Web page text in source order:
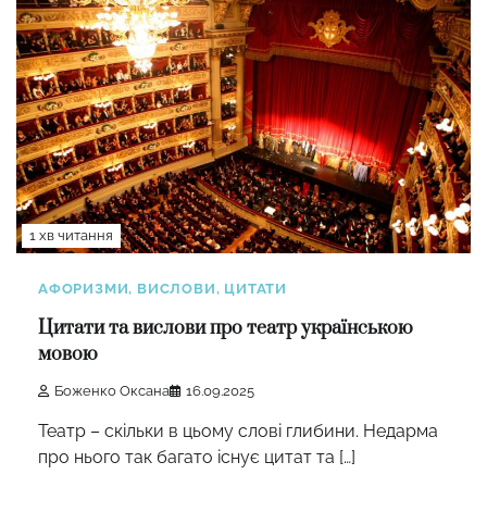
1 хв читання
АФОРИЗМИ, ВИСЛОВИ, ЦИТАТИ
Цитати та вислови про театр українською
мовою
Боженко Оксана 16.09.2025
Театр – скільки в цьому слові глибини. Недарма
про нього так багато існує цитат та […]